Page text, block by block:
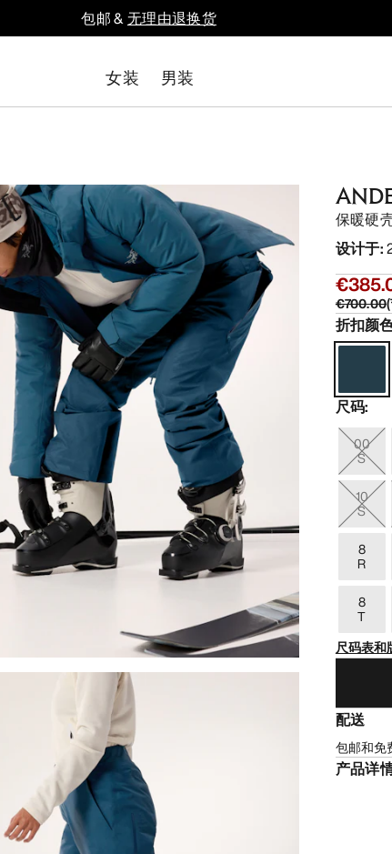
包邮 &无理由退换货
女装 男装
保暖硬
设计于:
€700.00(
折扣颜
尺码:
00
S
10
S
8
R
8
T
尺码表和
配送
包邮和免
产品详